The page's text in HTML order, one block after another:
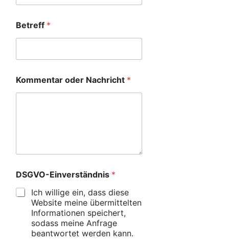
Betreff *
Kommentar oder Nachricht *
DSGVO-Einverständnis *
Ich willige ein, dass diese
Website meine übermittelten
Informationen speichert,
sodass meine Anfrage
beantwortet werden kann.